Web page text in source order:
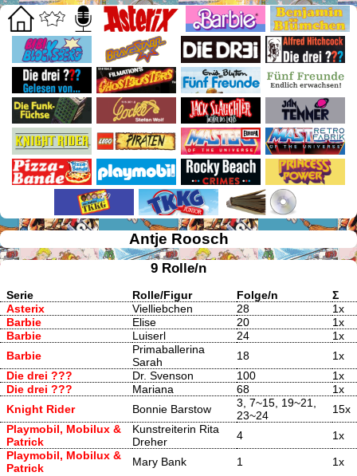
Antje Roosch
9 Rolle/n
Serie Rolle/Figur Folge/n
Σ
Asterix
Vielliebchen 28
1x
Barbie
Elise 20
1x
Barbie
Luiserl 24
1x
Barbie
Primaballerina
Sarah
18
1x
Die drei ???
Dr. Svenson 100
1x
Die drei ???
Mariana 68
1x
Knight Rider
Bonnie Barstow
3, 7~15, 19~21,
23~24
15x
Playmobil, Mobilux &
Patrick
Kunstreiterin Rita
Dreher
4
1x
Playmobil, Mobilux &
Patrick
Mary Bank 1 1x